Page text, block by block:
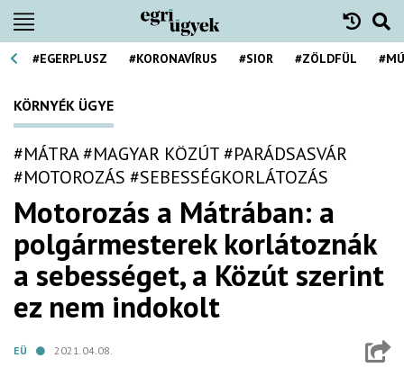
#EGERPLUSZ #KORONAVÍRUS #SIOR #ZÖLDFÜL
KÖRNYÉK ÜGYE
#MÁTRA#MAGYAR KÖZÚT#PARÁDSASVÁR
#MOTOROZÁS #SEBESSÉGKORLÁTOZÁS
Motorozás a Mátrában: a
polgármesterek korlátoznák
a sebességet, a Közút szerint
ez nem indokolt
EÜ 2021.04.08.